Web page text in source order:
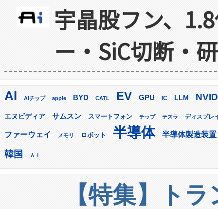
宇晶股フン、
ー・SiC切断・
AI AIチップ apple BYD CATL EV GPU IC LLM
エヌビディア サムスン スマートフォン チップ テスラ ディスプレ
ファーウェイ メモリ ロボット 半導体 半導体製造装置
韓国 ＡＩ
【特集】ト